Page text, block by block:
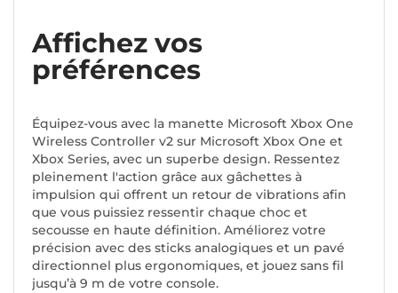
Affichez vos
préférences
Équipez-vous avec la manette Microsoft Xbox One
Wireless Controller v2 sur Microsoft Xbox One et
Xbox Series, avec un superbe design. Ressentez
pleinement l'action grâce aux gâchettes à
impulsion qui offrent un retour de vibrations afin
que vous puissiez ressentir chaque choc et
secousse en haute définition. Améliorez votre
précision avec des sticks analogiques et un pavé
directionnel plus ergonomiques, et jouez sans fil
jusqu’à 9 m de votre console.